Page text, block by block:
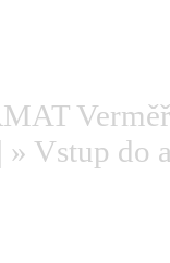
| » Vstup do